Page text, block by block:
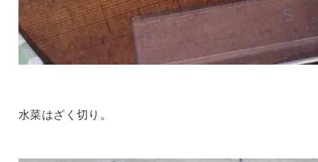
水菜はざく切り。